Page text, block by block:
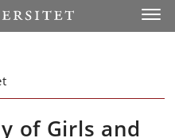
of Girls and